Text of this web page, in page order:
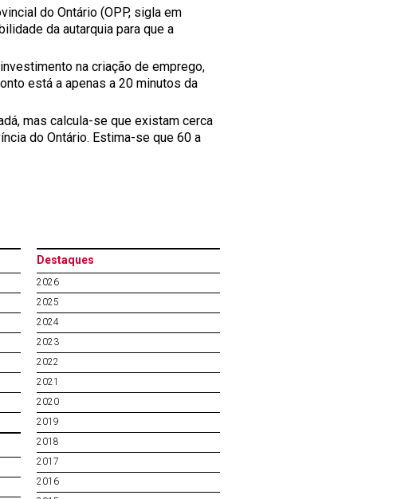
do Ontário (OPP, sigla em
da autarquia para que a
na criação de emprego,
está a apenas a 20 minutos da
mas calcula-se que existam cerca
do Ontário. Estima-se que 60 a
Destaques
2026
2025
2024
2023
2022
2021
2020
2019
2018
2017
2016